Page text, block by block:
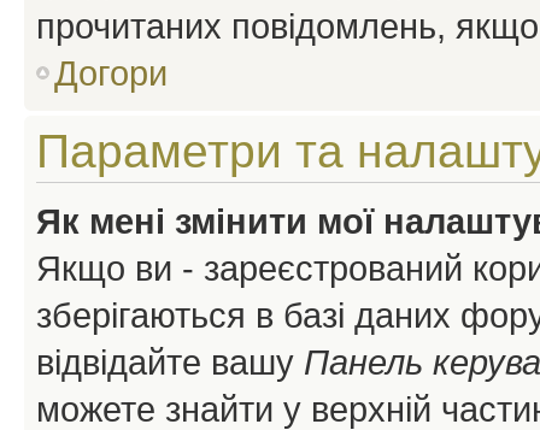
прочитаних повідомлень,
Догори
Параметри та
Як мені змінити мої
Якщо ви - зареєстрований
зберігаються в базі даних
відвідайте вашу Панель
можете знайти у верхній